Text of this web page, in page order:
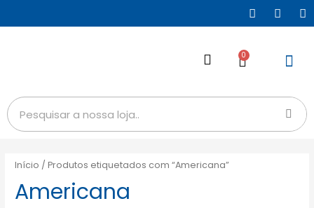
0
Início / Produtos etiquetados com “Americana”
Americana